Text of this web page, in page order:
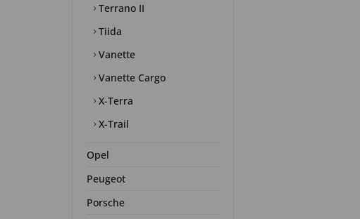
Terrano II
Tiida
Vanette
Vanette Cargo
X-Terra
X-Trail
Opel
Peugeot
Porsche